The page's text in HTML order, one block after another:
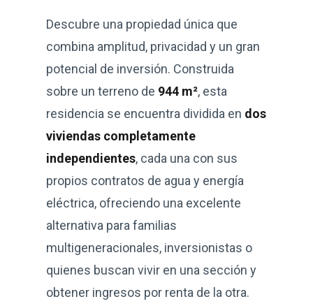
Descubre una propiedad única que
combina amplitud, privacidad y un gran
potencial de inversión. Construida
sobre un terreno de 944 m², esta
residencia se encuentra dividida en dos
viviendas completamente
independientes, cada una con sus
propios contratos de agua y energía
eléctrica, ofreciendo una excelente
alternativa para familias
multigeneracionales, inversionistas o
quienes buscan vivir en una sección y
obtener ingresos por renta de la otra.